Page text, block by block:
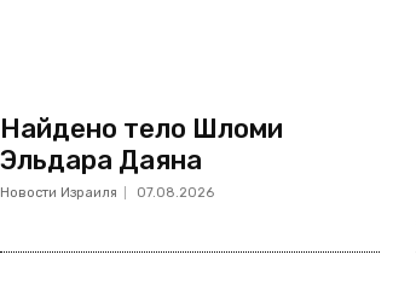
Найдено тело Шломи
Эльдара Даяна
Новости Израиля 07.08.2026